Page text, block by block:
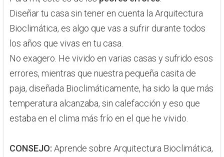
Diseñar tu casa sin tener en cuenta la Arquitectura
Bioclimática, es algo que vas a sufrir durante todos
los años que vivas en tu casa.
No exagero. He vivido en varias casas y sufrido esos
errores, mientras que nuestra pequeña casita de
paja, diseñada Bioclimáticamente, ha sido la que más
temperatura alcanzaba, sin calefacción y eso que
estaba en el clima más frío en el que he vivido.
CONSEJO: ​​Aprende sobre Arquitectura Bioclimática,